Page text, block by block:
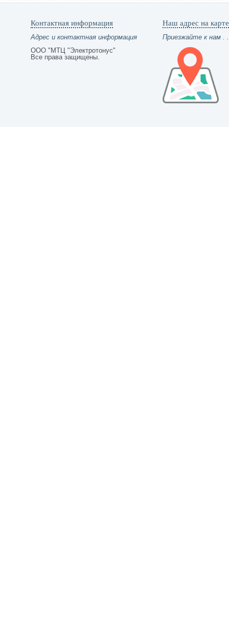
Контактная информация
Адрес и контактная информация
ООО "МТЦ "Электротонус"
Все права защищены.
Наш адрес на карте
Приезжайте к нам .